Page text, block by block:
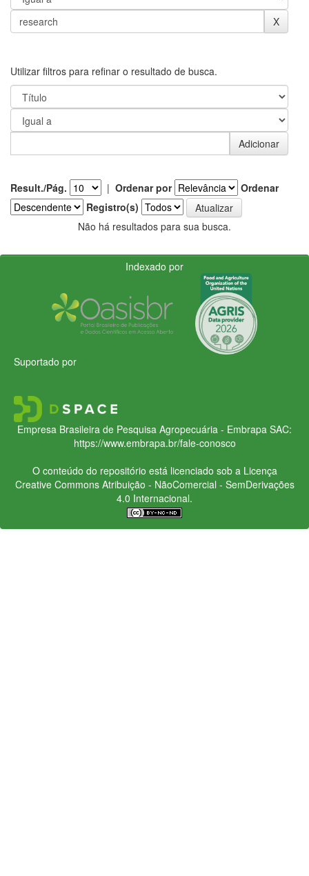
Utilizar filtros para refinar o resultado de busca.
Result./Pág. | Ordenar por
Ordenar
Registro(s)
Não há resultados para sua busca.
Indexado por
Suportado por
Empresa Brasileira de Pesquisa Agropecuária - Embrapa SAC:
https://www.embrapa.br/fale-conosco
O conteúdo do repositório está licenciado sob a Licença
Creative CommonsAtribuição - NãoComercial - SemDerivações
4.0 Internacional.